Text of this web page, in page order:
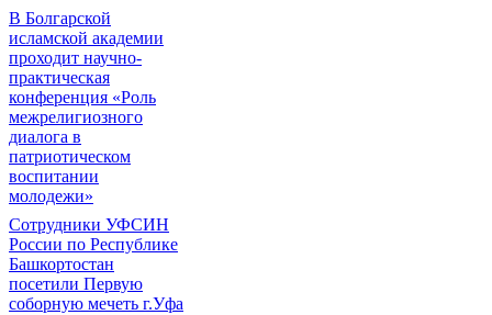
В Болгарской
исламской академии
проходит научно-
практическая
конференция «Роль
межрелигиозного
диалога в
патриотическом
воспитании
молодежи»
Сотрудники УФСИН
России по Республике
Башкортостан
посетили Первую
соборную мечеть г.Уфа